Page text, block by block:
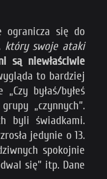
ogranicza się do
który swoje ataki
są niewłaściwie
to bardziej
byłaś/byłeś
„czynnych”.
byli świadkami.
jedynie o 13.
spokojnie
się” itp. Dane